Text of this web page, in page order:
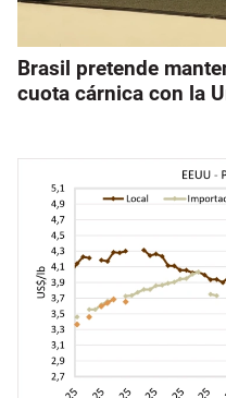
Brasil pretende
cuota cárnica con la